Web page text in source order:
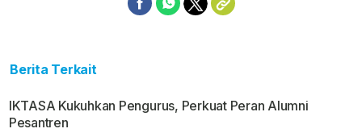
Berita Terkait
IKTASA Kukuhkan Pengurus, Perkuat Peran Alumni
Pesantren